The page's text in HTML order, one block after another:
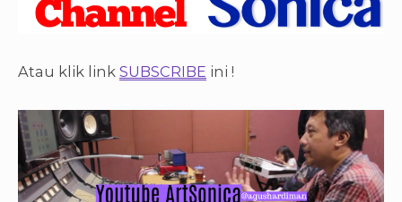
Atau klik link SUBSCRIBE ini !